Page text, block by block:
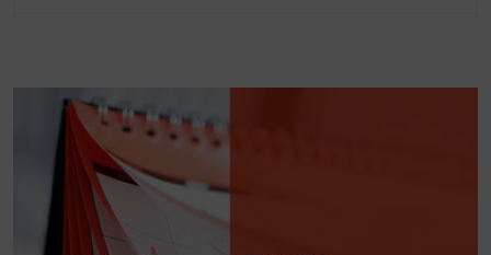
SIDEBAR
ORDEM
LINKS